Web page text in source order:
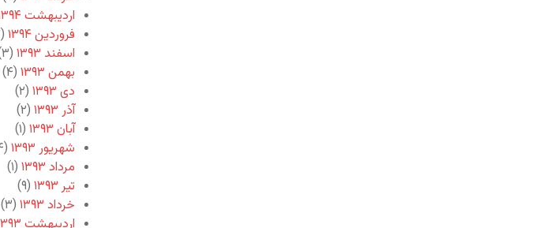
اردیبهشت ۱۳۹۴
فروردین ۱۳۹۴
(۲)
اسفند ۱۳۹۳
(۳)
بهمن ۱۳۹۳
(۴)
دی ۱۳۹۳
(۲)
آذر ۱۳۹۳
(۲)
آبان ۱۳۹۳
(۱)
شهریور ۱۳۹۳
(۴)
مرداد ۱۳۹۳
(۱)
تیر ۱۳۹۳
(۹)
خرداد ۱۳۹۳
(۳)